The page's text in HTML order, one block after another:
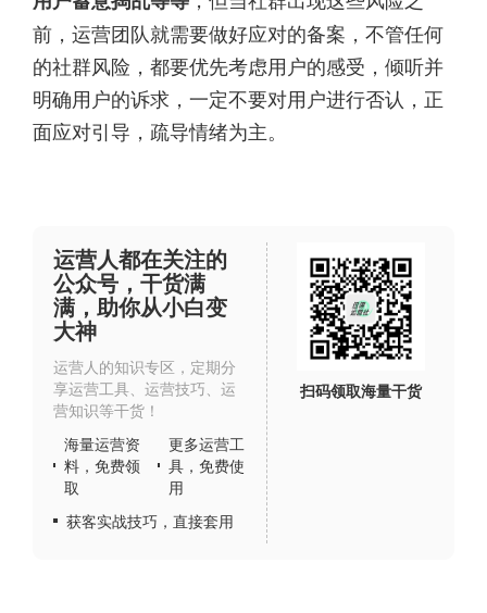
前，运营团队就需要做好应对的备案，不管任何
的社群风险，都要优先考虑用户的感受，倾听并
明确用户的诉求，一定不要对用户进行否认，正
面应对引导，疏导情绪为主。
运营人都在关注的
公众号，干货满
满，助你从小白变
大神
运营人的知识专区，定期分
享运营工具、运营技巧、运
营知识等干货！
海量运营资
料，免费领
取
更多运营工
具，免费使
用
获客实战技巧，直接套用
扫码领取海量干货